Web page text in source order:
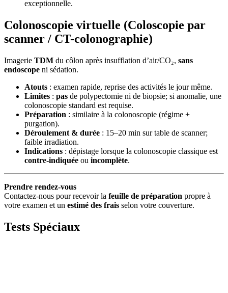
exceptionnelle.
Colonoscopie virtuelle (Coloscopie par
scanner / CT-colonographie)
Imagerie TDM du côlon après insufflation d’air/CO₂, sans
endoscope ni sédation.
Atouts : examen rapide, reprise des activités le jour même.
Limites : pas de polypectomie ni de biopsie; si anomalie, une
colonoscopie standard est requise.
Préparation : similaire à la colonoscopie (régime +
purgation).
Déroulement & durée : 15–20 min sur table de scanner;
faible irradiation.
Indications : dépistage lorsque la colonoscopie classique est
contre-indiquée ou incomplète.
Prendre rendez-vous
Contactez-nous pour recevoir la feuille de préparation propre à
votre examen et un estimé des frais selon votre couverture.
Tests Spéciaux